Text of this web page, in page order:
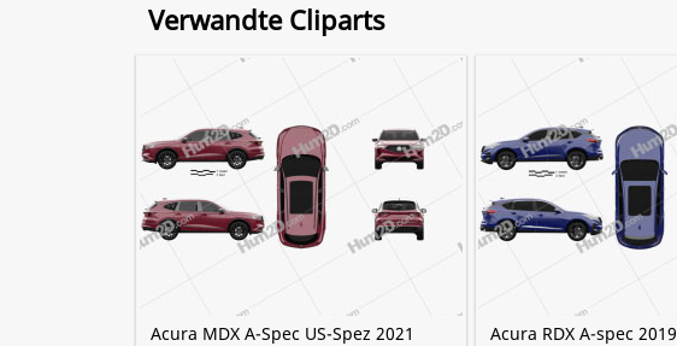
Verwandte Cliparts
Acura MDX A-Spec US-Spez 2021 Acura RDX A-spec 2019